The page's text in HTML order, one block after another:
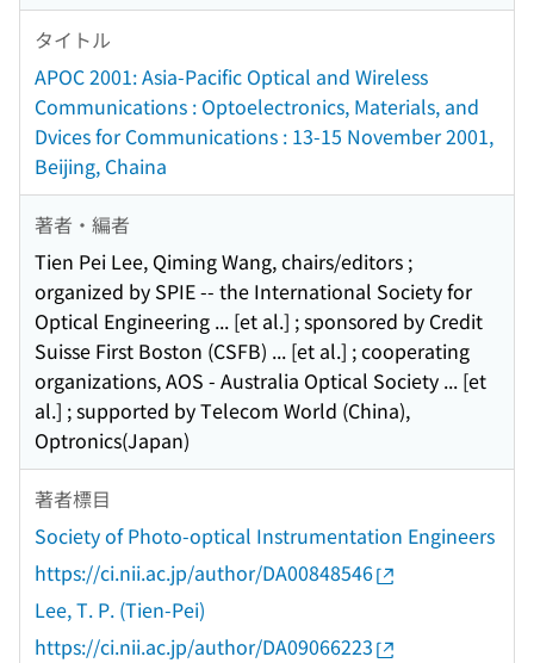
タイトル
APOC 2001: Asia-Pacific Optical and Wireless
Communications : Optoelectronics, Materials, and
Dvices for Communications : 13-15 November 2001,
Beijing, Chaina
著者・編者
Tien Pei Lee, Qiming Wang, chairs/editors ;
organized by SPIE -- the International Society for
Optical Engineering ... [et al.] ; sponsored by Credit
Suisse First Boston (CSFB) ... [et al.] ; cooperating
organizations, AOS - Australia Optical Society ... [et
al.] ; supported by Telecom World (China),
Optronics(Japan)
著者標目
Society of Photo-optical Instrumentation Engineers
https://ci.nii.ac.jp/author/DA00848546
Lee, T. P. (Tien-Pei)
https://ci.nii.ac.jp/author/DA09066223